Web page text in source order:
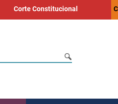
Corte Constitucional